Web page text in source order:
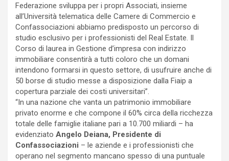
Federazione sviluppa per i propri Associati, insieme
all’Università telematica delle Camere di Commercio e
Confassociazioni abbiamo predisposto un percorso di
studio esclusivo per i professionisti del Real Estate. Il
Corso di laurea in Gestione d’impresa con indirizzo
immobiliare consentirà a tutti coloro che un domani
intendono formarsi in questo settore, di usufruire anche di
50 borse di studio messe a disposizione dalla Fiaip a
copertura parziale dei costi universitari”.
“In una nazione che vanta un patrimonio immobiliare
privato enorme e che compone il 60% circa della ricchezza
totale delle famiglie italiane pari a 10.700 miliardi – ha
evidenziato Angelo Deiana, Presidente di
Confassociazioni – le aziende e i professionisti che
operano nel segmento mancano spesso di una puntuale